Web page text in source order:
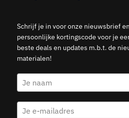
Schrijf je in voor onze nieuwsbrief
persoonlijke kortingscode voor je
beste deals en updates m.b.t. de
materialen!